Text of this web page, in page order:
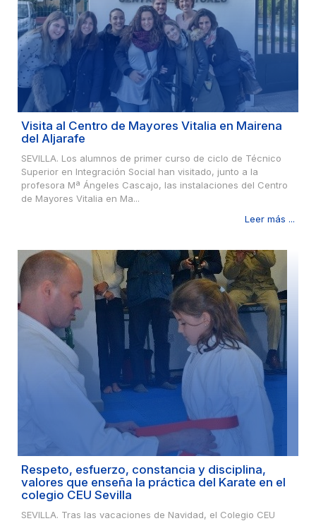
Visita al Centro de Mayores Vitalia en Mairena
del Aljarafe
SEVILLA. Los alumnos de primer curso de ciclo de Técnico
Superior en Integración Social han visitado, junto a la
profesora Mª Ángeles Cascajo, las instalaciones del Centro
de Mayores Vitalia en Ma...
Leer más ...
Respeto, esfuerzo, constancia y disciplina,
valores que enseña la práctica del Karate en el
colegio CEU Sevilla
SEVILLA. Tras las vacaciones de Navidad, el Colegio CEU